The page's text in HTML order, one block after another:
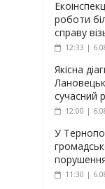
роботи
справу
12:33 |
Якісна
сучасний
12:00 |
У
11:30 |